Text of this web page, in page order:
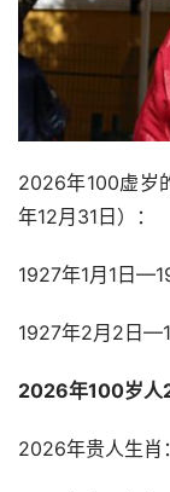
2026年100虚岁
年12月31日）：
1927年1月1日
1927年2月2日
2026年100岁人
2026年贵人生肖